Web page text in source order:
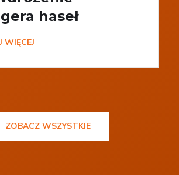
haseł
WIĘCEJ
ZOBACZ WSZYSTKIE